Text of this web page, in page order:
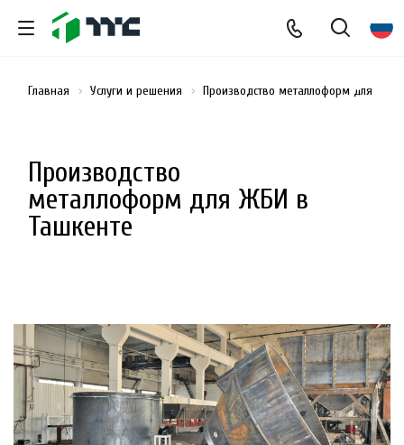
Производство
металлоформ для ЖБИ в
Ташкенте
Главная Услуги и решения Производство металлоформ для ЖБИ